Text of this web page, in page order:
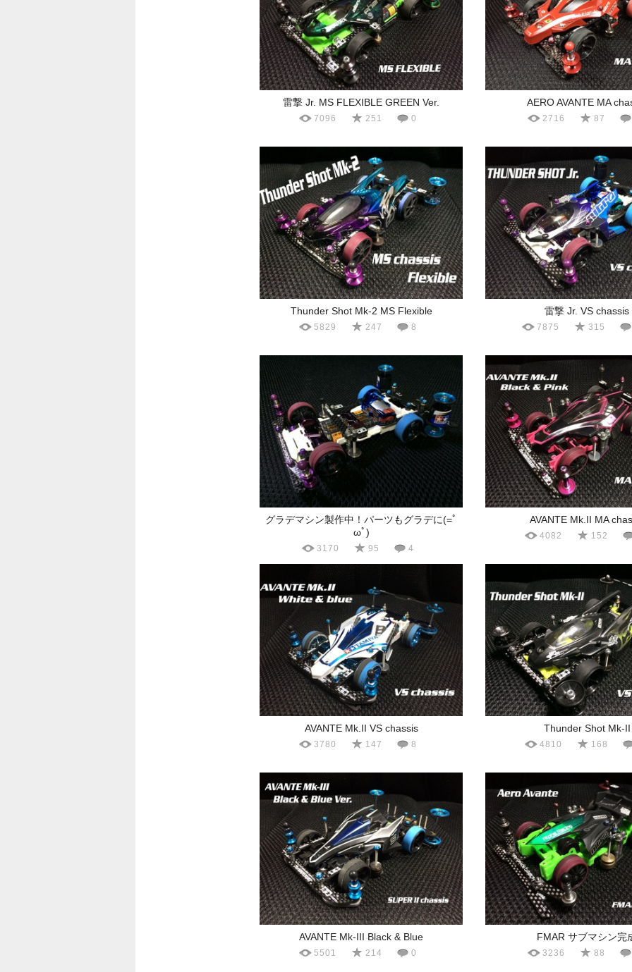
雷撃 Jr. MS FLEXIBLE GREEN Ver.
7096 251 0
AERO AVANTE MA
2716 87
Thunder Shot Mk-2 MS Flexible
5829 247 8
雷撃 Jr. VS chassis
7875 315
グラデマシン製作中！パーツもグラデに(=ﾟ
ωﾟ)
3170 95 4
AVANTE Mk.II MA
4082 152
AVANTE Mk.II VS chassis
3780 147 8
Thunder Shot Mk-II
4810 168
AVANTE Mk-III Black & Blue
5501 214 0
FMAR サブマシン完
3236 88